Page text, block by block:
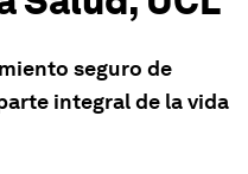
seguro de
integral de la vida